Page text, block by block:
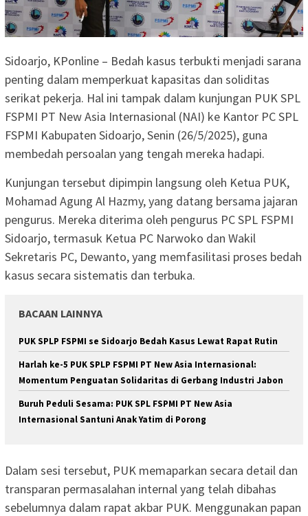
Sidoarjo, KPonline – Bedah kasus terbukti menjadi sarana
penting dalam memperkuat kapasitas dan soliditas
serikat pekerja. Hal ini tampak dalam kunjungan PUK SPL
FSPMI PT New Asia Internasional (NAI) ke Kantor PC SPL
FSPMI Kabupaten Sidoarjo, Senin (26/5/2025), guna
membedah persoalan yang tengah mereka hadapi.
Kunjungan tersebut dipimpin langsung oleh Ketua PUK,
Mohamad Agung Al Hazmy, yang datang bersama jajaran
pengurus. Mereka diterima oleh pengurus PC SPL FSPMI
Sidoarjo, termasuk Ketua PC Narwoko dan Wakil
Sekretaris PC, Dewanto, yang memfasilitasi proses bedah
kasus secara sistematis dan terbuka.
BACAAN LAINNYA
PUK SPLP FSPMI se Sidoarjo Bedah Kasus Lewat Rapat Rutin
Harlah ke-5 PUK SPLP FSPMI PT New Asia Internasional:
Momentum Penguatan Solidaritas di Gerbang Industri Jabon
Buruh Peduli Sesama: PUK SPL FSPMI PT New Asia
Internasional Santuni Anak Yatim di Porong
Dalam sesi tersebut, PUK memaparkan secara detail dan
transparan permasalahan internal yang telah dibahas
sebelumnya dalam rapat akbar PUK. Menggunakan papan